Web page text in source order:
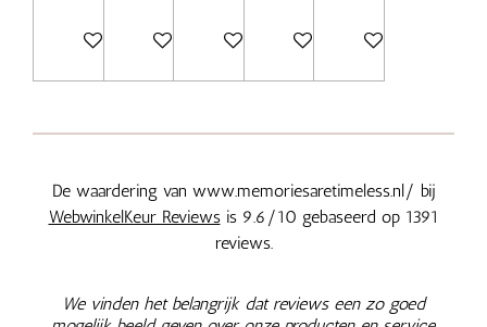
Bekijk detailsBekijk detailsBekijk detailsIn winkelwagenIn winkelwagen
De waardering van www.memoriesaretimeless.nl/ bij
WebwinkelKeur Reviewsis 9.6/10 gebaseerd op 1391
reviews.
We vinden het belangrijk dat reviews een zo goed